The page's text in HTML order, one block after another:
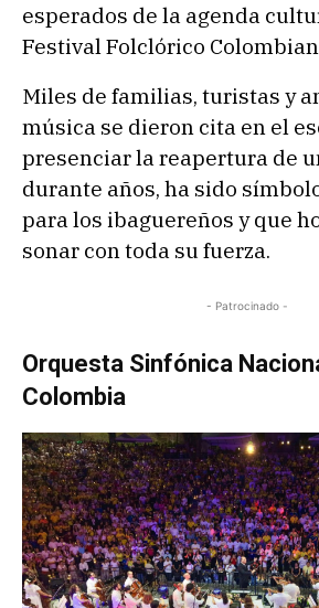
esperados de la agenda
Festival Folclórico
Miles de familias, turistas y
música se dieron cita en el
presenciar la reapertura de
durante años, ha sido
para los ibaguereños y que
sonar con toda su fuerza.
- Patrocinado -
Orquesta Sinfónica
Colombia